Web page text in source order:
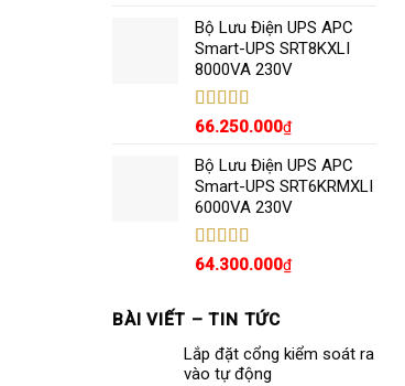
sao
Bộ Lưu Điện UPS APC
Smart-UPS SRT8KXLI
8000VA 230V
Được xếp
sao
66.250.000₫
Bộ Lưu Điện UPS APC
Smart-UPS SRT6KRMXLI
6000VA 230V
Được xếp
64.300.000₫
BÀI VIẾT – TIN TỨC
Lắp đặt cổng kiểm soát ra
vào tự động